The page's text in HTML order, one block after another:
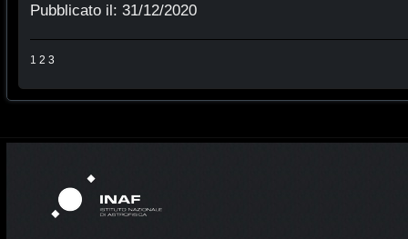
Pubblicato il: 31/12/2020
1 2 3